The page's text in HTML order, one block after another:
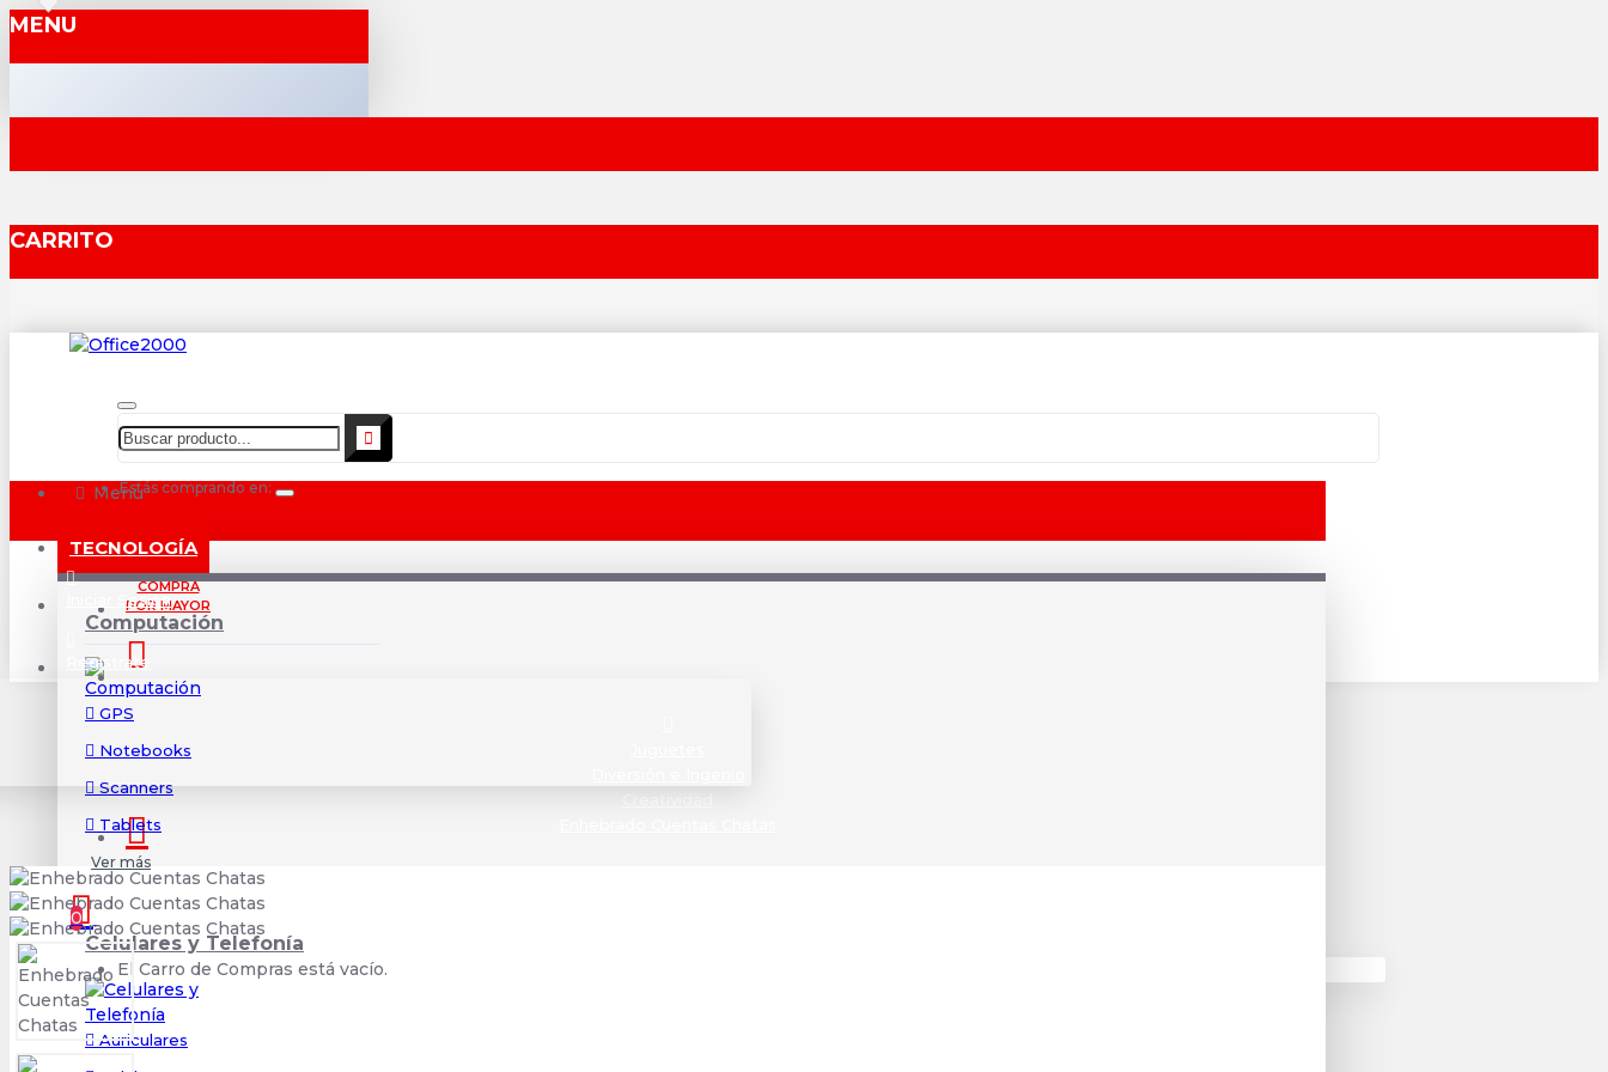
MENU
CARRITO
Estás comprando en:
COMPRA
POR MAYOR
0
El Carro de Compras está vacío.
Menu
TECNOLOGÍA
Computación
GPS
Notebooks
Scanners
Tablets
Ver más
Celulares y Telefonía
Auriculares
Iniciar Sesión
Registrate